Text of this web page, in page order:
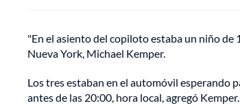
"En el asiento del copiloto estaba un niño de
Nueva York, Michael Kemper.
Los tres estaban en el automóvil esperando
antes de las 20:00, hora local, agregó Kemper.